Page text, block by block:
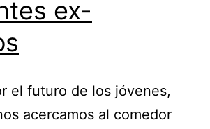
ex-
el futuro de los jóvenes,
acercamos al comedor